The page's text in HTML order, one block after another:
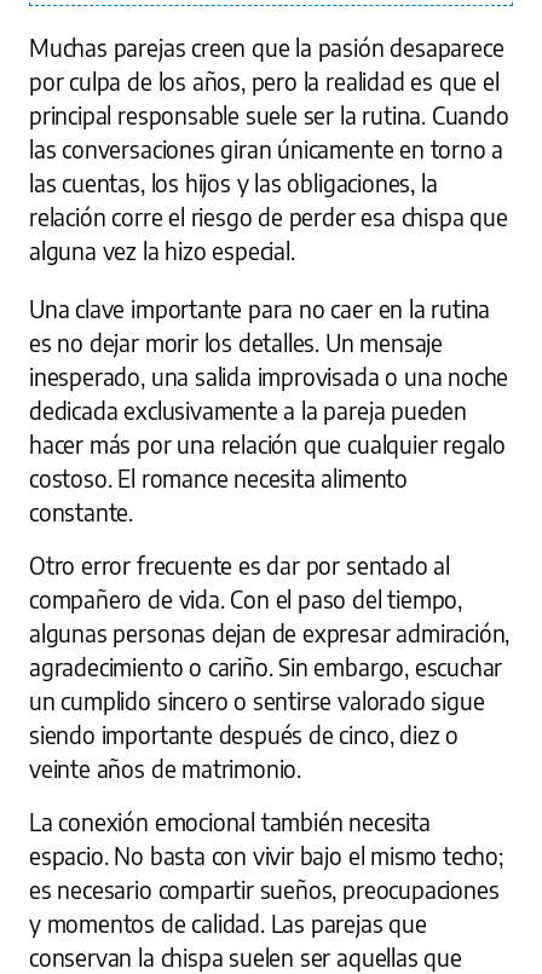
Muchas parejas creen que la pasión desaparece
por culpa de los años, pero la realidad es que el
principal responsable suele ser la rutina. Cuando
las conversaciones giran únicamente en torno a
las cuentas, los hijos y las obligaciones, la
relación corre el riesgo de perder esa chispa que
alguna vez la hizo especial.
Una clave importante para no caer en la rutina
es no dejar morir los detalles. Un mensaje
inesperado, una salida improvisada o una noche
dedicada exclusivamente a la pareja pueden
hacer más por una relación que cualquier regalo
costoso. El romance necesita alimento
constante.
Otro error frecuente es dar por sentado al
compañero de vida. Con el paso del tiempo,
algunas personas dejan de expresar admiración,
agradecimiento o cariño. Sin embargo, escuchar
un cumplido sincero o sentirse valorado sigue
siendo importante después de cinco, diez o
veinte años de matrimonio.
La conexión emocional también necesita
espacio. No basta con vivir bajo el mismo techo;
es necesario compartir sueños, preocupaciones
y momentos de calidad. Las parejas que
conservan la chispa suelen ser aquellas que